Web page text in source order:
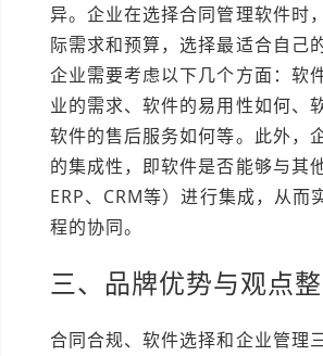
异。企业在选择合同管理软件时
际需求和预算，选择最适合自己
企业需要考虑以下几个方面：软
业的需求、软件的易用性如何、
软件的售后服务如何等。此外，
的集成性，即软件是否能够与其
ERP、CRM等）进行集成，从而
程的协同。
三、品牌优势与观点
合同合规、软件选择和企业管理